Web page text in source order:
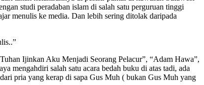
studi peradaban islam di salah satu perguruan tinggi
menulis ke media. Dan lebih sering ditolak daripada
Ijinkan Aku Menjadi Seorang Pelacur”, “Adam Hawa”,
mengahdiri salah satu acara bedah buku di atas tadi, ada
pria yang kerap di sapa Gus Muh ( bukan Gus Muh yang